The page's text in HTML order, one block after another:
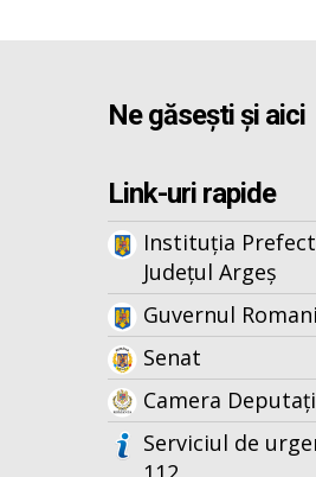
Ne găsești și aici
Link-uri rapide
Instituția
Județul Argeș
Guvernul
Senat
Camera
Serviciul de